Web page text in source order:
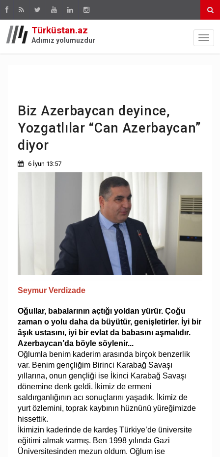
Türküstan.az
Adımız yolumuzdur
Biz Azerbaycan deyince,
Yozgatlılar “Can Azerbaycan”
diyor
6 İyun 13:57
Seymur Verdizade
Oğullar, babalarının açtığı yoldan yürür. Çoğu
zaman o yolu daha da büyütür, genişletirler. İyi bir
âşık ustasını, iyi bir evlat da babasını aşmalıdır.
Azerbaycan’da böyle söylenir...
Oğlumla benim kaderim arasında birçok benzerlik
var. Benim gençliğim Birinci Karabağ Savaşı
yıllarına, onun gençliği ise İkinci Karabağ Savaşı
dönemine denk geldi. İkimiz de ermeni
saldırganlığının acı sonuçlarını yaşadık. İkimiz de
yurt özlemini, toprak kaybının hüznünü yüreğimizde
hissettik.
İkimizin kaderinde de kardeş Türkiye’de üniversite
eğitimi almak varmış. Ben 1998 yılında Gazi
Üniversitesinden mezun oldum. Oğlum ise